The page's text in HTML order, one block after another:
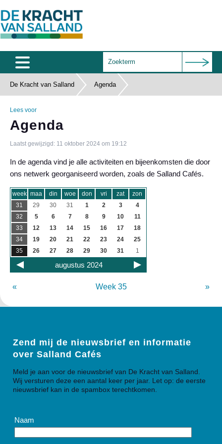
Home
Documenten
Subsidies
Contact
De Kracht van Salland Agenda
Lees voor
Agenda
Laatst gewijzigd: 11 oktober 2024 om 19:12
In de agenda vind je alle activiteiten en bijeenkomsten die door
ons netwerk georganiseerd worden, zoals de Salland Cafés.
week maa din woe don vri zat
zon
31
29 30 31 1 2 3
4
32
5 6 7 8 9 10
11
33
12 13 14 15 16 17
18
34
19 20 21 22 23 24
25
35
26 27 28 29 30 31 1
augustus 2024
« Week 35 »
Zend mij de nieuwsbrief en informatie
over Salland Cafés
Meld je aan voor de nieuwsbrief van De Kracht van Salland.
Wij versturen deze een aantal keer per jaar. Let op: de eerste
nieuwsbrief kan in de spambox terechtkomen.
Naam